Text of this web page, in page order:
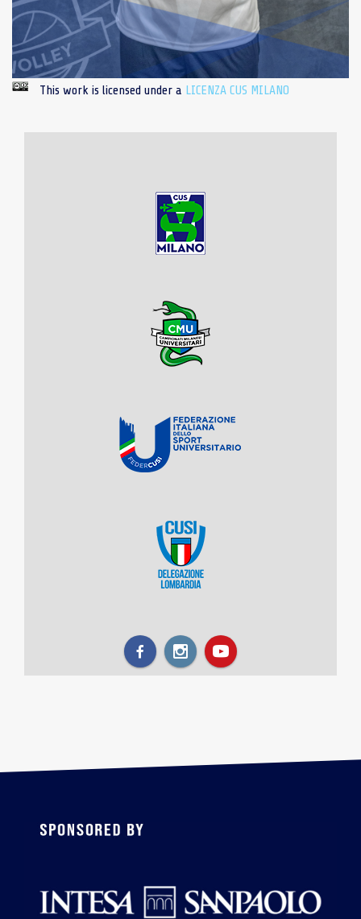
This work is licensed under a LICENZA CUS MILANO